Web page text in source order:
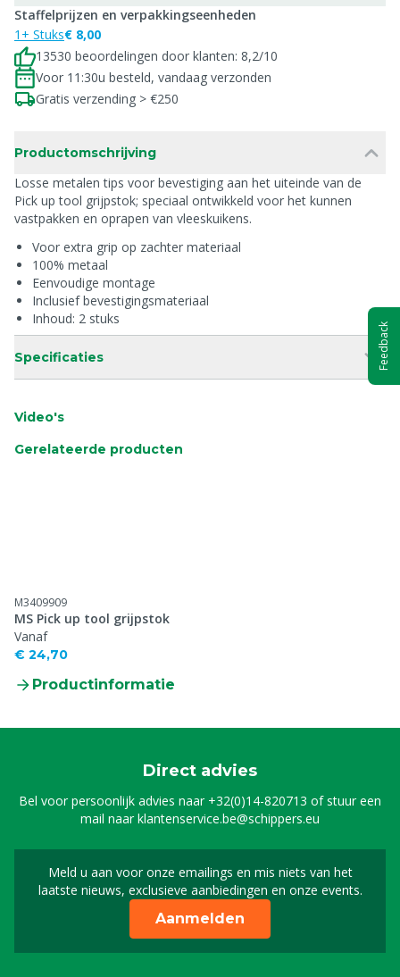
Staffelprijzen en verpakkingseenheden
1+ Stuks€ 8,00
13530 beoordelingen door klanten: 8,2/10
Voor 11:30u besteld, vandaag verzonden
Gratis verzending > €250
Productomschrijving
Losse metalen tips voor bevestiging aan het uiteinde van de
Pick up tool grijpstok; speciaal ontwikkeld voor het kunnen
vastpakken en oprapen van vleeskuikens.
Voor extra grip op zachter materiaal
100% metaal
Eenvoudige montage
Inclusief bevestigingsmateriaal
Inhoud: 2 stuks
Specificaties
Video's
Gerelateerde producten
M3409909
MS Pick up tool grijpstok
Vanaf
€ 24,70
Productinformatie
Direct advies
Bel voor persoonlijk advies naar +32(0)14-820713 of stuur een
mail naarklantenservice.be@schippers.eu
Meld u aan voor onze emailings en mis niets van het
laatste nieuws, exclusieve aanbiedingen en onze events.
Meld u aan voor onze
Aanmelden
Feedback